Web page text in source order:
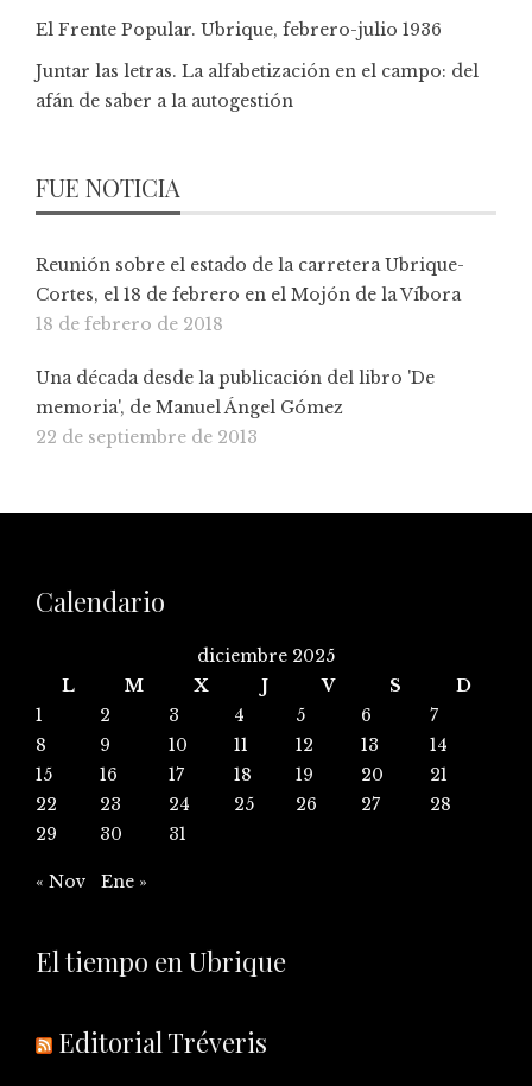
El Frente Popular. Ubrique, febrero-julio 1936
Juntar las letras. La alfabetización en el campo: del
afán de saber a la autogestión
FUE NOTICIA
Reunión sobre el estado de la carretera Ubrique-
Cortes, el 18 de febrero en el Mojón de la Víbora
18 de febrero de 2018
Una década desde la publicación del libro 'De
memoria', de Manuel Ángel Gómez
22 de septiembre de 2013
Calendario
diciembre 2025
L
M X J V S
D
1
2 3 4 5 6
7
8
9 10 11 12 13
14
15
16 17 18 19 20
21
22
23 24 25 26 27
28
29
30 31
« Nov Ene »
El tiempo en Ubrique
Editorial Tréveris